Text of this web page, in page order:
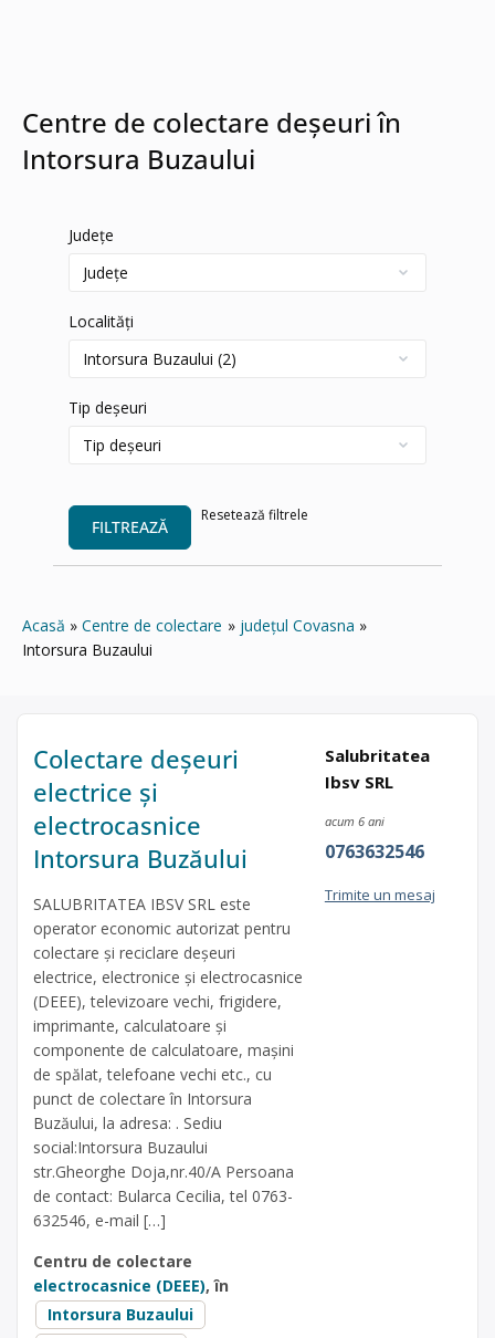
Centre de colectare deșeuri în
Intorsura Buzaului
Județe
Localități
Tip deșeuri
FILTREAZĂ
Resetează filtrele
Acasă Centre de colectare
județul Covasna
Intorsura Buzaului
Colectare deșeuri
electrice și
electrocasnice
Intorsura Buzăului
SALUBRITATEA IBSV SRL este
operator economic autorizat pentru
colectare și reciclare deșeuri
electrice, electronice și electrocasnice
(DEEE), televizoare vechi, frigidere,
imprimante, calculatoare și
componente de calculatoare, mașini
de spălat, telefoane vechi etc., cu
punct de colectare în Intorsura
Buzăului, la adresa: . Sediu
social:Intorsura Buzaului
str.Gheorghe Doja,nr.40/A Persoana
de contact: Bularca Cecilia, tel 0763-
632546, e-mail […]
Centru de colectare
electrocasnice (DEEE), în
Intorsura Buzaului
Salubritatea
Ibsv SRL
acum 6 ani
0763632546
Trimite un mesaj